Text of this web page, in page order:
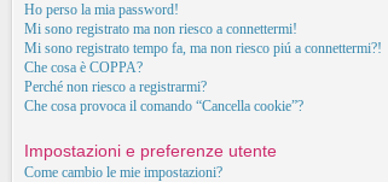
Ho perso la mia password!
Mi sono registrato ma non riesco a connettermi!
Mi sono registrato tempo fa, ma non riesco piú a connettermi?!
Che cosa è COPPA?
Perché non riesco a registrarmi?
Che cosa provoca il comando “Cancella cookie”?
Impostazioni e preferenze utente
Come cambio le mie impostazioni?